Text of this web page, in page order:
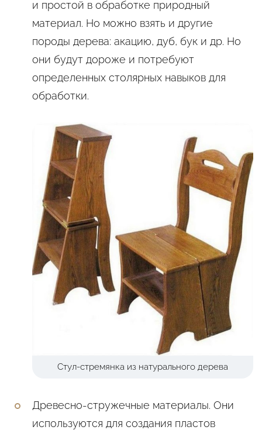
и простой в обработке природный
материал. Но можно взять и другие
породы дерева: акацию, дуб, бук и др. Но
они будут дороже и потребуют
определенных столярных навыков для
обработки.
Стул-стремянка из натурального дерева
Древесно-стружечные материалы. Они
используются для создания пластов